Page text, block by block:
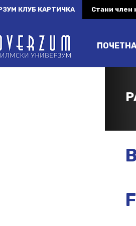
КЛУБ КАРТИЧКА Стани член
ПОЧЕТНА